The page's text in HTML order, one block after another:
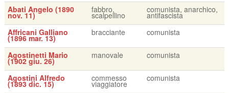
Abati Angelo (1890
nov. 11)
fabbro,
scalpellino
comunista, anarchico,
antifascista
Affricani Galliano
(1896 mar. 13)
bracciante comunista
Agostinetti Mario
(1902 giu. 26)
manovale comunista
Agostini Alfredo
(1893 dic. 15)
commesso
viaggiatore
comunista